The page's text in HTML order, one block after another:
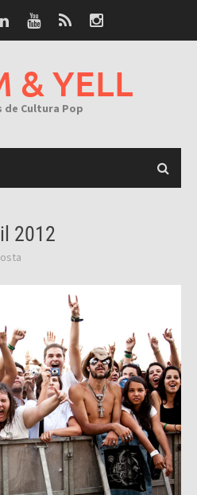
& YELL
de Cultura Pop
2012